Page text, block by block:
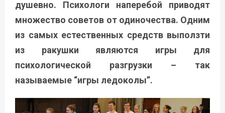
душевно. Психологи наперебой приводят
множество советов от одиночества. Одним
из самых естественных средств выползти
из ракушки являются игры для
психологической разгрузки – так
называемые “игры ледоколы”.